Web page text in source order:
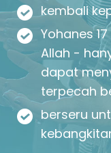
kembali
Yohanes
Allah -
dapat
terpecah
berseru